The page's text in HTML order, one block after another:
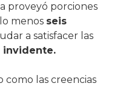
proveyó porciones
menos seis
a satisfacer las
invidente.
como las creencias